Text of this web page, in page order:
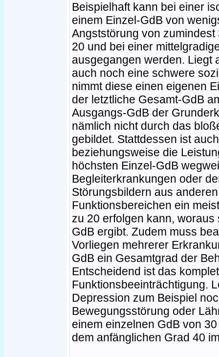
Beispielhaft kann bei einer
einem Einzel-GdB von
Angststörung von
20 und bei einer
ausgegangen werden. Liegt
auch noch eine schwere
nimmt diese einen eigenen
der letztliche Gesamt-GdB
Ausgangs-GdB der
nämlich nicht durch das
gebildet. Stattdessen ist
beziehungsweise die
höchsten Einzel-GdB
Begleiterkrankungen oder
Störungsbildern aus
Funktionsbereichen ein
zu 20 erfolgen kann,
GdB ergibt. Zudem muss
Vorliegen mehrerer
GdB ein Gesamtgrad der
Entscheidend ist das
Funktionsbeeinträchtigung.
Depression zum Beispiel
Bewegungsstörung oder
einem einzelnen GdB von
dem anfänglichen Grad 40